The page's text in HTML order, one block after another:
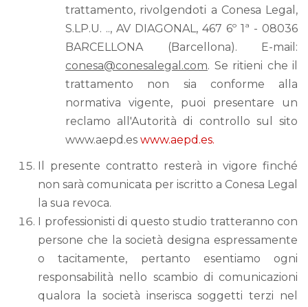
trattamento, rivolgendoti a Conesa Legal,
S.LP.U. .., AV DIAGONAL, 467 6º 1ª - 08036
BARCELLONA (Barcellona). E-mail:
conesa@conesalegal.com. Se ritieni che il
trattamento non sia conforme alla
normativa vigente, puoi presentare un
reclamo all'Autorità di controllo sul sito
www.aepd.es www.aepd.es.
Il presente contratto resterà in vigore finché
non sarà comunicata per iscritto a Conesa Legal
la sua revoca.
I professionisti di questo studio tratteranno con
persone che la società designa espressamente
o tacitamente, pertanto esentiamo ogni
responsabilità nello scambio di comunicazioni
qualora la società inserisca soggetti terzi nel